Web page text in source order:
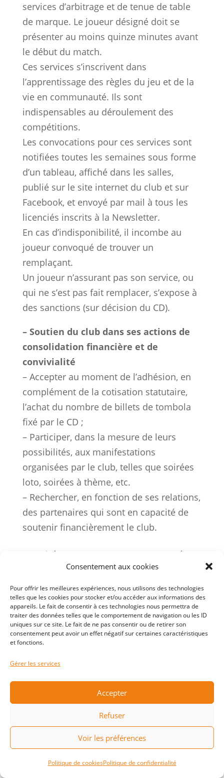
Consentement aux cookies
Pour offrir les meilleures expériences, nous utilisons des technologies
telles que les cookies pour stocker et/ou accéder aux informations des
appareils. Le fait de consentir à ces technologies nous permettra de
traiter des données telles que le comportement de navigation ou les ID
uniques sur ce site. Le fait de ne pas consentir ou de retirer son
consentement peut avoir un effet négatif sur certaines caractéristiques
et fonctions.
Gérer les services
Accepter
Refuser
Voir les préférences
Politique de cookiesPolitique de confidentialité
services d’arbitrage et de tenue de table
de marque. Le joueur désigné doit se
présenter au moins quinze minutes avant
le début du match.
Ces services s’inscrivent dans
l’apprentissage des règles du jeu et de la
vie en communauté. Ils sont
indispensables au déroulement des
compétitions.
Les convocations pour ces services sont
notifiées toutes les semaines sous forme
d’un tableau, affiché dans les salles,
publié sur le site internet du club et sur
Facebook, et envoyé par mail à tous les
licenciés inscrits à la Newsletter.
En cas d’indisponibilité, il incombe au
joueur convoqué de trouver un
remplaçant.
Un joueur n’assurant pas son service, ou
qui ne s’est pas fait remplacer, s’expose à
des sanctions (sur décision du CD).
– Soutien du club dans ses actions de
consolidation financière et de
convivialité
– Accepter au moment de l’adhésion, en
complément de la cotisation statutaire,
l’achat du nombre de billets de tombola
fixé par le CD ;
– Participer, dans la mesure de leurs
possibilités, aux manifestations
organisées par le club, telles que soirées
loto, soirées à thème, etc.
– Rechercher, en fonction de ses relations,
des partenaires qui sont en capacité de
soutenir financièrement le club.
Article 3.3 : Comportement des
entraîneurs et des coachs
Les entraîneurs et coachs s’engagent à
être :
– Entraîneur / coach EXEMPLAIRE
Transmettre à son équipe les décisions
Être ponctuel en arrivant au moins 10
minutes avant le début des
Porter une tenue de sport et des
chaussures adaptées ;
respecter les joueurs adverses,
B